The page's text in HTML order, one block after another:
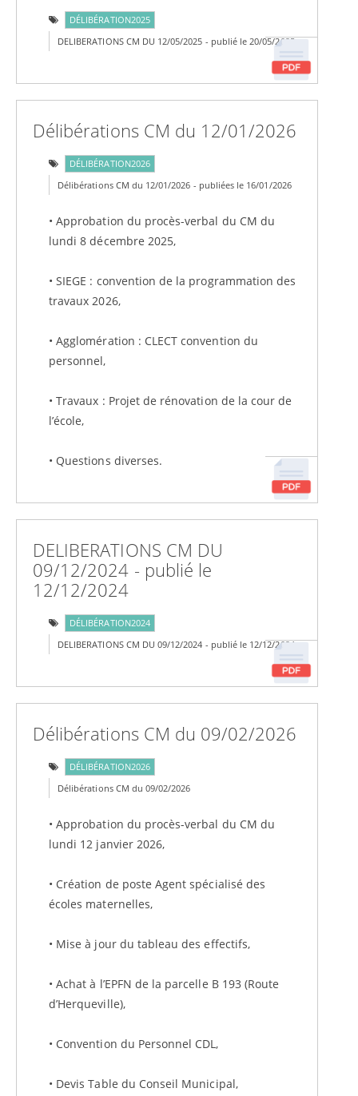
DÉLIBÉRATION2025
DELIBERATIONS CM DU 12/05/2025 - publié le 20/05/2025
Délibérations CM du 12/01/2026
DÉLIBÉRATION2026
Délibérations CM du 12/01/2026 - publiées le 16/01/2026
• Approbation du procès-verbal du CM du
lundi 8 décembre 2025,
• SIEGE : convention de la programmation des
travaux 2026,
• Agglomération : CLECT convention du
personnel,
• Travaux : Projet de rénovation de la cour de
l’école,
• Questions diverses.
DELIBERATIONS CM DU
09/12/2024 - publié le
12/12/2024
DÉLIBÉRATION2024
DELIBERATIONS CM DU 09/12/2024 - publié le 12/12/2024
Délibérations CM du 09/02/2026
DÉLIBÉRATION2026
Délibérations CM du 09/02/2026
• Approbation du procès-verbal du CM du
lundi 12 janvier 2026,
• Création de poste Agent spécialisé des
écoles maternelles,
• Mise à jour du tableau des effectifs,
• Achat à l’EPFN de la parcelle B 193 (Route
d’Herqueville),
• Convention du Personnel CDL,
• Devis Table du Conseil Municipal,